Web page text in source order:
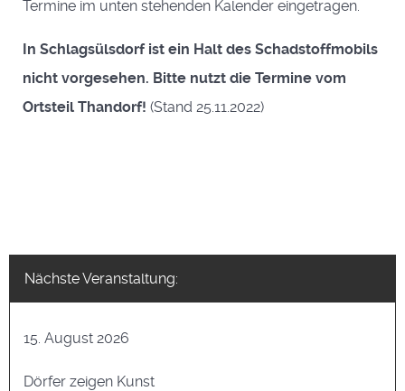
Termine im unten stehenden Kalender eingetragen.
In Schlagsülsdorf ist ein Halt des Schadstoffmobils
nicht vorgesehen. Bitte nutzt die Termine vom
Ortsteil Thandorf! (Stand 25.11.2022)
Nächste Veranstaltung:
15. August 2026
Dörfer zeigen Kunst